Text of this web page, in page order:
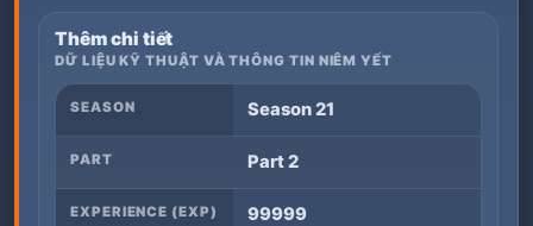
Thêm chi tiết
DỮ LIỆU KỸ THUẬT VÀ THÔNG TIN NIÊM YẾT
SEASON Season 21
PART Part 2
EXPERIENCE (EXP) 99999